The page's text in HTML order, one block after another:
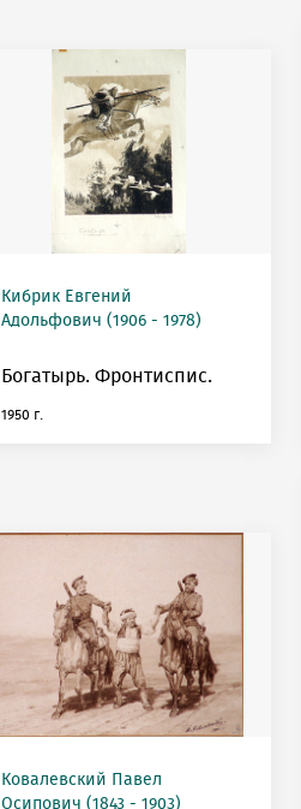
Кибрик Евгений
Адольфович (1906 - 1978)
Богатырь. Фронтиспис.
1950 г.
Ковалевский Павел
Осипович (1843 - 1903)